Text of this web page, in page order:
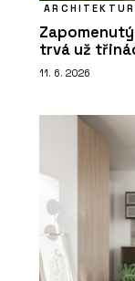
trvá už
11. 6. 2026